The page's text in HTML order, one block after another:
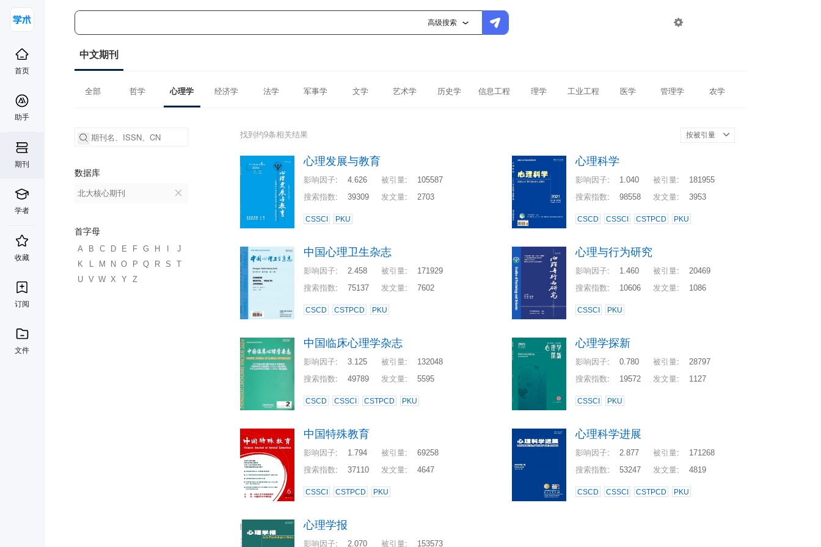
高级搜索 
首页
助手
期刊
学者
收藏
订阅
文件
中文期刊
全部 哲学 心理学 经济学 法学 军事学 文学 艺术学 历史学 信息工程 理学 工业工程 医学 管理学 农学
数据库
北大核心期刊
首字母
A B C D E F G H
J
K
L M N O P Q R S
T
U
V W X Y Z
找到约9条相关结果 按被引量
心理发展与教育
影响因子: 4.626 被引量:
105587
搜索指数: 39309 发文量: 2703
CSSCI PKU
心理科学
影响因子: 1.040 被引量:
181955
搜索指数: 98558 发文量: 3953
CSCD CSSCI CSTPCD PKU
中国心理卫生杂志
影响因子: 2.458 被引量:
171929
搜索指数: 75137 发文量: 7602
CSCD CSTPCD PKU
心理与行为研究
影响因子: 1.460 被引量:
20469
搜索指数: 10606 发文量: 1086
CSSCI PKU
中国临床心理学杂志
影响因子: 3.125 被引量:
132048
搜索指数: 49789 发文量: 5595
CSCD CSSCI CSTPCD PKU
心理学探新
影响因子: 0.780 被引量:
28797
搜索指数: 19572 发文量: 1127
CSSCI PKU
中国特殊教育
影响因子: 1.794 被引量:
69258
搜索指数: 37110 发文量: 4647
CSSCI CSTPCD PKU
心理科学进展
影响因子: 2.877 被引量:
171268
搜索指数: 53247 发文量: 4819
CSCD CSSCI CSTPCD PKU
心理学报
影响因子: 2.070 被引量: 153573